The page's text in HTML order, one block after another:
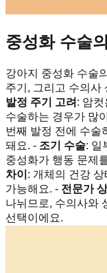
중성화 수술
강아지 중성화 수술
주기, 그리고 수의사
발정 주기 고려 : 암컷
수술하는 경우가 많
번째 발정 전에 수술
돼요. - 조기 수술: 일
중성화가 행동 문제
차이 : 개체의 건강
가능해요. - 전문가
나뉘므로, 수의사와
선택이에요.